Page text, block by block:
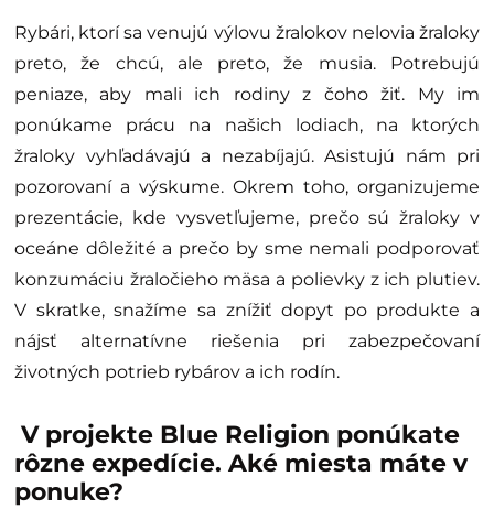
Rybári, ktorí sa venujú výlovu žralokov nelovia žraloky
preto, že chcú, ale preto, že musia. Potrebujú
peniaze, aby mali ich rodiny z čoho žiť. My im
ponúkame prácu na našich lodiach, na ktorých
žraloky vyhľadávajú a nezabíjajú. Asistujú nám pri
pozorovaní a výskume. Okrem toho, organizujeme
prezentácie, kde vysvetľujeme, prečo sú žraloky v
oceáne dôležité a prečo by sme nemali podporovať
konzumáciu žraločieho mäsa a polievky z ich plutiev.
V skratke, snažíme sa znížiť dopyt po produkte a
nájsť alternatívne riešenia pri zabezpečovaní
životných potrieb rybárov a ich rodín.
V projekte Blue Religion ponúkate
rôzne expedície. Aké miesta máte v
ponuke?